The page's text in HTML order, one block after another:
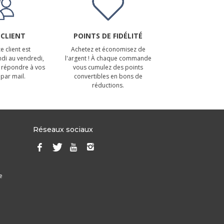
client est
au vendredi,
à vos
mail.
POINTS DE FIDÉLITÉ
Achetez et économisez de
l'argent ! À chaque commande
vous cumulez des points
convertibles en bons de
réductions.
Réseaux sociaux